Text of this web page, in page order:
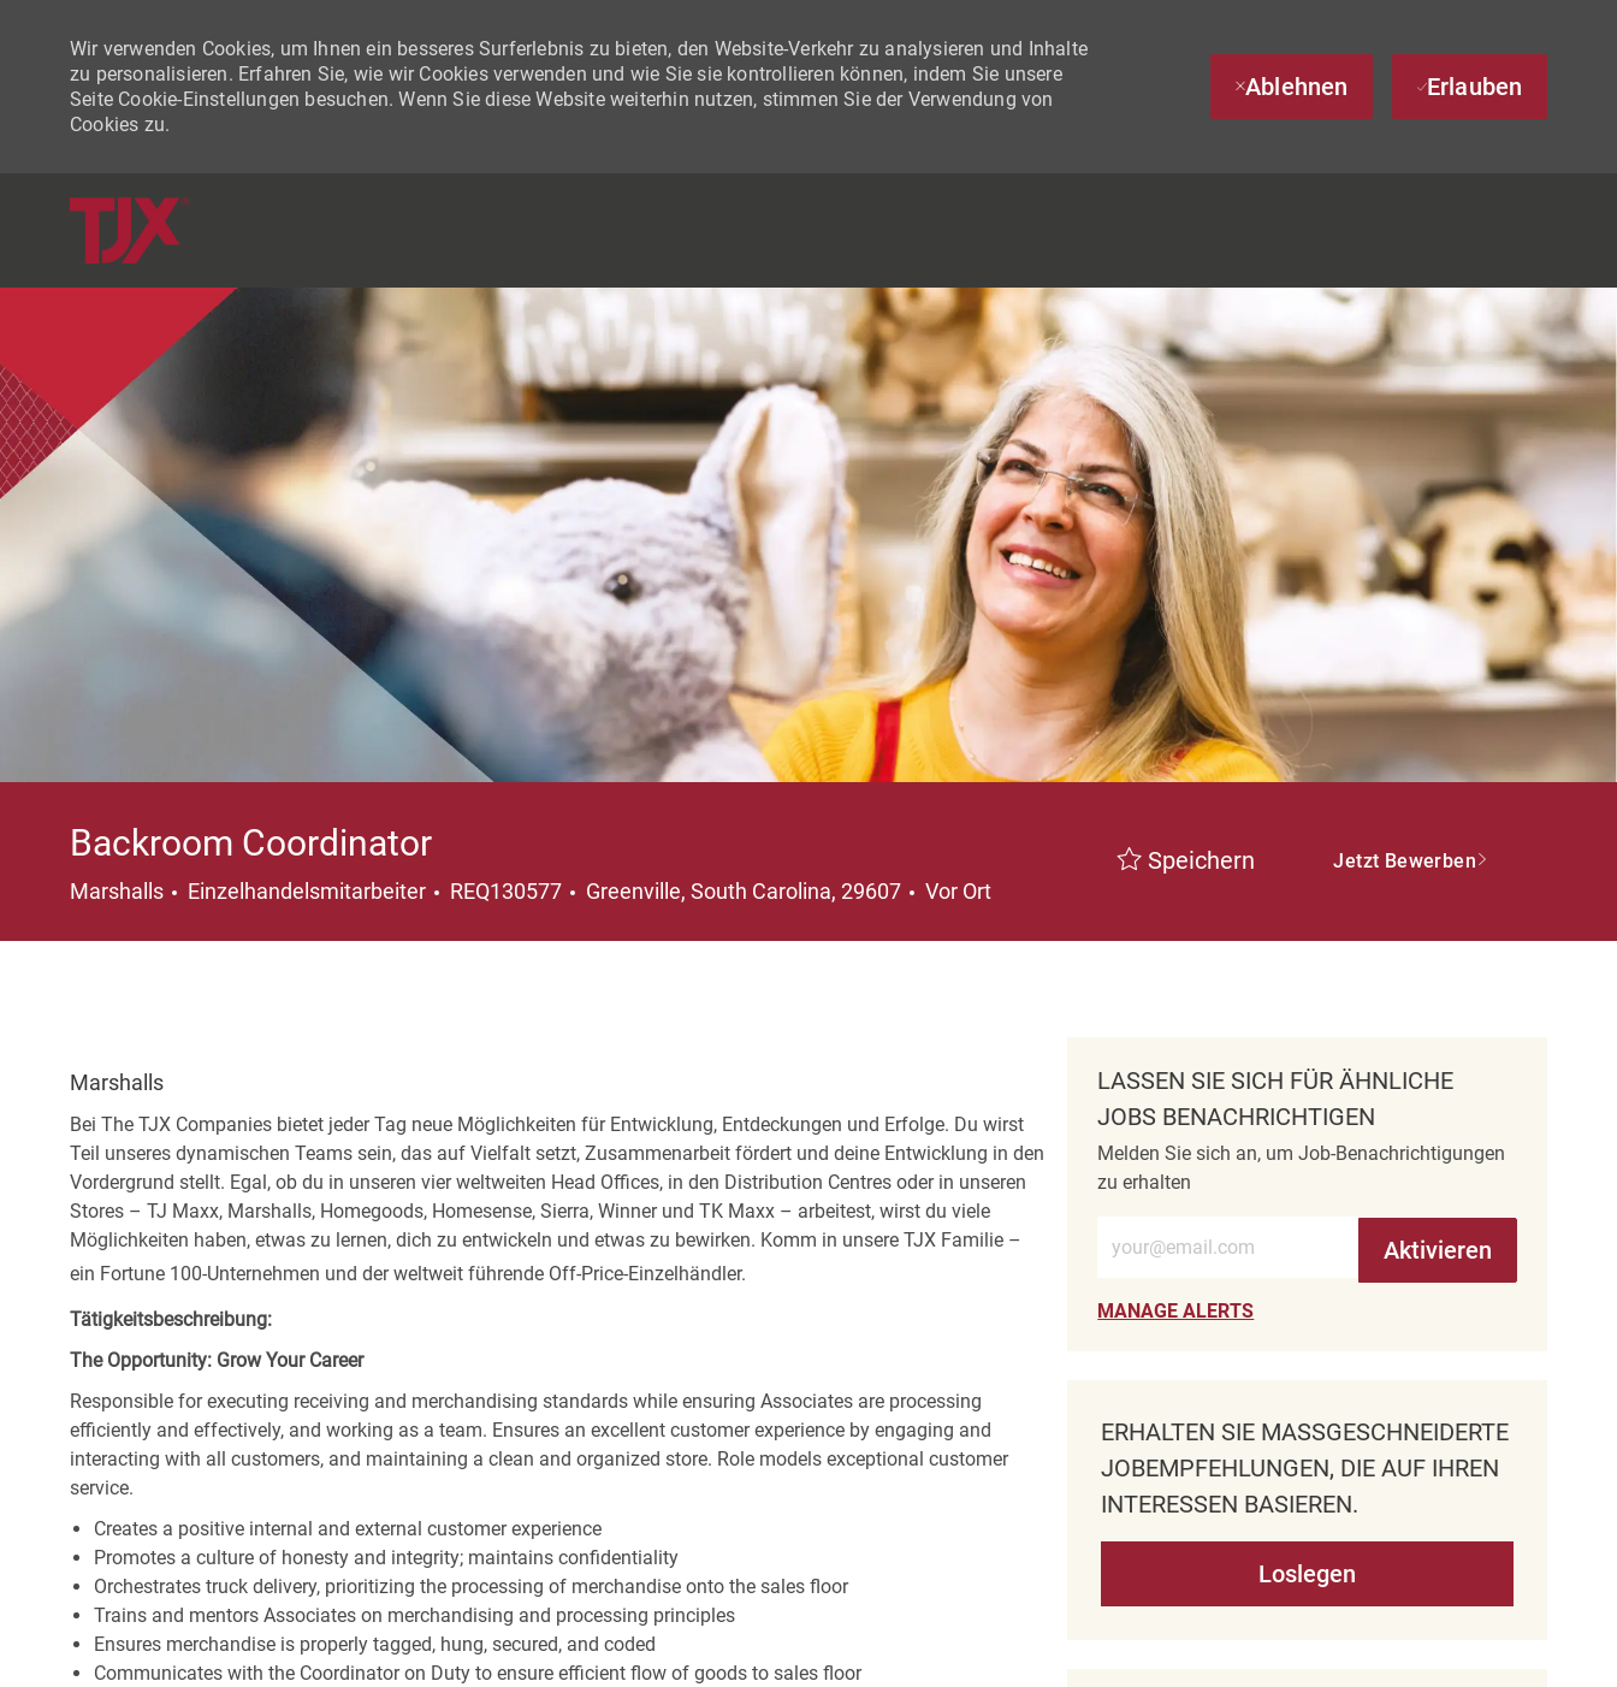
Wir verwenden Cookies, um Ihnen ein besseres Surferlebnis zu bieten, den Website-Verkehr zu analysieren und Inhalte
zu personalisieren. Erfahren Sie, wie wir Cookies verwenden und wie Sie sie kontrollieren können, indem Sie unsere
Seite Cookie-Einstellungen besuchen. Wenn Sie diese Website weiterhin nutzen, stimmen Sie der Verwendung von
Cookies zu.
Ablehnen Erlauben
Backroom Coordinator
Marshalls Kategorie
Einzelhandelsmitarbeiter REQ130577 Ort
Greenville, South Carolina, 29607 Vor Ort
Speichern Jetzt Bewerben
Marshalls
Bei The TJX Companies bietet jeder Tag neue Möglichkeiten für Entwicklung, Entdeckungen und Erfolge. Du wirst
Teil unseres dynamischen Teams sein, das auf Vielfalt setzt, Zusammenarbeit fördert und deine Entwicklung in den
Vordergrund stellt. Egal, ob du in unseren vier weltweiten Head Offices, in den Distribution Centres oder in unseren
Stores – TJ Maxx, Marshalls, Homegoods, Homesense, Sierra, Winner und TK Maxx – arbeitest, wirst du viele
Möglichkeiten haben, etwas zu lernen, dich zu entwickeln und etwas zu bewirken. Komm in unsere TJX Familie –
ein Fortune 100-Unternehmen und der weltweit führende Off-Price-Einzelhändler.
Tätigkeitsbeschreibung:
The Opportunity: Grow Your Career
Responsible for executing receiving and merchandising standards while ensuring Associates are processing
efficiently and effectively, and working as a team. Ensures an excellent customer experience by engaging and
interacting with all customers, and maintaining a clean and organized store. Role models exceptional customer
service.
Creates a positive internal and external customer experience
Promotes a culture of honesty and integrity; maintains confidentiality
Orchestrates truck delivery, prioritizing the processing of merchandise onto the sales floor
Trains and mentors Associates on merchandising and processing principles
Ensures merchandise is properly tagged, hung, secured, and coded
Communicates with the Coordinator on Duty to ensure efficient flow of goods to sales floor
LASSEN SIE SICH FÜR ÄHNLICHE
JOBS BENACHRICHTIGEN
Melden Sie sich an, um Job-Benachrichtigungen
zu erhalten
E-Mail-Adresse eingeben (erforderlich)
Aktivieren
MANAGE ALERTS
ERHALTEN SIE MASSGESCHNEIDERTE J
OBEMPFEHLUNGEN, DIE AUF IHREN I
NTERESSEN BASIEREN.
Loslegen